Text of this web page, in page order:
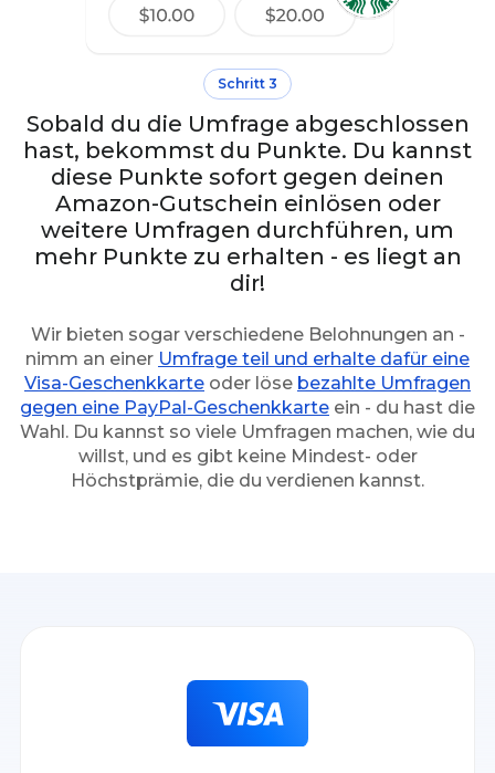
Schritt 3
Sobald du die Umfrage abgeschlossen
hast, bekommst du Punkte. Du kannst
diese Punkte sofort gegen deinen
Amazon-Gutschein einlösen oder
weitere Umfragen durchführen, um
mehr Punkte zu erhalten - es liegt an
dir!
Wir bieten sogar verschiedene Belohnungen an -
nimm an einer Umfrage teil und erhalte dafür eine
Visa-Geschenkkarte oder löse bezahlte Umfragen
gegen eine PayPal-Geschenkkarte ein - du hast die
Wahl. Du kannst so viele Umfragen machen, wie du
willst, und es gibt keine Mindest- oder
Höchstprämie, die du verdienen kannst.